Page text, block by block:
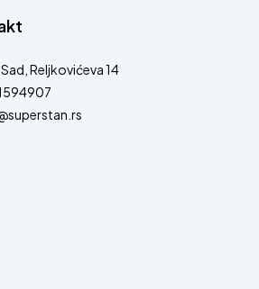
Reljkovićeva 14